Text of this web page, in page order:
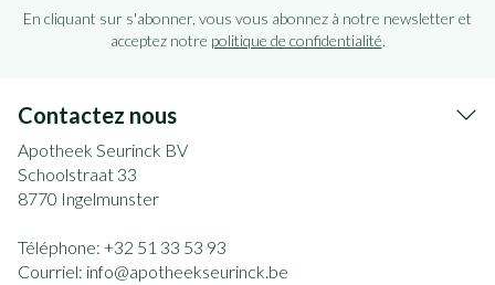
En cliquant sur s'abonner, vous vous abonnez à notre newsletter et
acceptez notre politique de confidentialité.
Contactez nous
Apotheek Seurinck BV
Schoolstraat 33
8770 Ingelmunster
Téléphone: +32 51 33 53 93
Courriel: info@apotheekseurinck.be